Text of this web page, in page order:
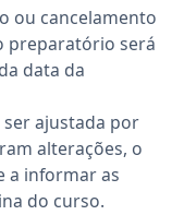
ou cancelamento
preparatório será
data da
ajustada por
alterações, o
a informar as
do curso.